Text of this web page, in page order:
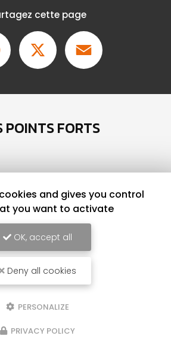
cette page
Facebook
POINTS FORTS
COURS COLLECTIFS
and gives you control
you want to activate
OK, accept all
Deny all cookies
PERSONALIZE
PRIVACY POLICY